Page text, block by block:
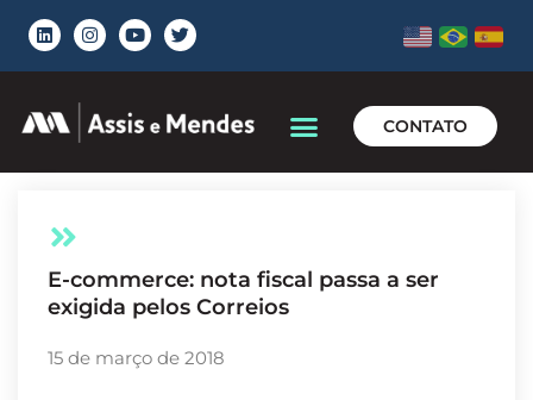
CONTATO
E-commerce: nota fiscal passa a ser
exigida pelos Correios
15 de março de 2018